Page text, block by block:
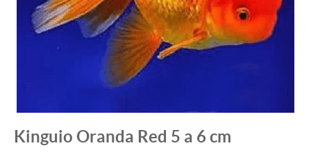
Kinguio Oranda Red 5 a 6 cm